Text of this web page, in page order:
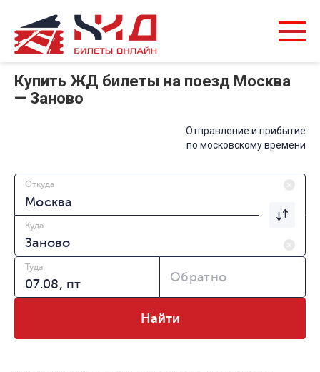
Купить ЖД билеты на поезд Москва
— Заново
Отправление и прибытие
по московскому времени
Откуда
Куда
Туда
Обратно
Найти